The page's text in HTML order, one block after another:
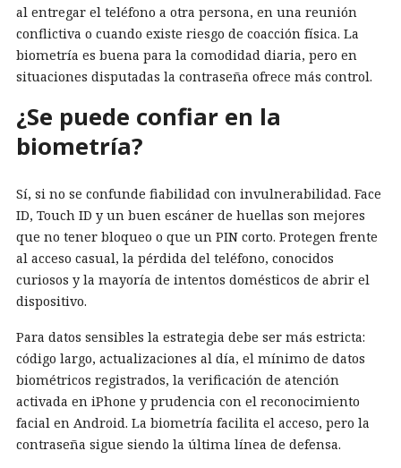
al entregar el teléfono a otra persona, en una reunión
conflictiva o cuando existe riesgo de coacción física. La
biometría es buena para la comodidad diaria, pero en
situaciones disputadas la contraseña ofrece más control.
¿Se puede confiar en la
biometría?
Sí, si no se confunde fiabilidad con invulnerabilidad. Face
ID, Touch ID y un buen escáner de huellas son mejores
que no tener bloqueo o que un PIN corto. Protegen frente
al acceso casual, la pérdida del teléfono, conocidos
curiosos y la mayoría de intentos domésticos de abrir el
dispositivo.
Para datos sensibles la estrategia debe ser más estricta:
código largo, actualizaciones al día, el mínimo de datos
biométricos registrados, la verificación de atención
activada en iPhone y prudencia con el reconocimiento
facial en Android. La biometría facilita el acceso, pero la
contraseña sigue siendo la última línea de defensa.